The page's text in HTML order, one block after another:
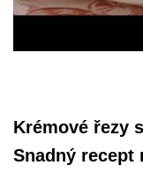
Krémové řezy
Snadný recept